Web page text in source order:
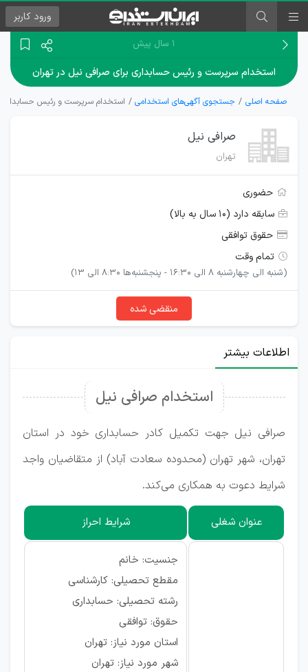
ورود کاربر
۱ سال پیش
استخدام سرپرست و رئیس حسابداری برای صرافی نیل در تهران
صفحه اصلی جستجوی آگهی‌های استخدامی استخدام سرپرست و رئیس حسابداری
صرافی نیل
تهران
حضوری
سابقه دارد (۱۰ سال به بالا)
حقوق توافقی
تمام وقت
(شنبه الی چهارشنبه 8 الی 16:30 - پنجشنبه‌ها 8:30 الی 13)
منقضی شده
اطلاعات بیشتر
استخدام صرافی نیل
صرافی نیل جهت تکمیل کادر حسابداری خود در استان
تهران، شهر تهران (محدوده سعادت آباد) از متقاضیان واجد
شرایط دعوت به همکاری می‌کند.
عنوان شغلی شرایط احراز
جنسیت: خانم
مقطع تحصیلی: کارشناسی
رشته تحصیلی: حسابداری
حقوق: توافقی
استان مورد نیاز: تهران
شهر مورد نیاز: تهران